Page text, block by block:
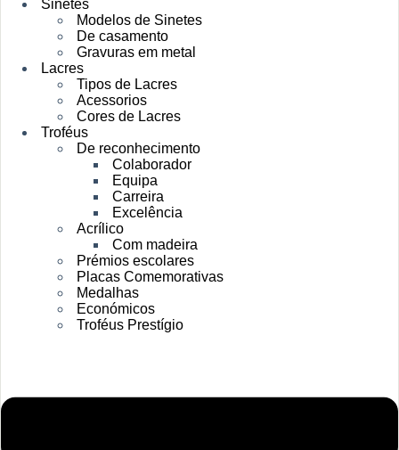
Sinetes
Modelos de Sinetes
De casamento
Gravuras em metal
Lacres
Tipos de Lacres
Acessorios
Cores de Lacres
Troféus
De reconhecimento
Colaborador
Equipa
Carreira
Excelência
Acrílico
Com madeira
Prémios escolares
Placas Comemorativas
Medalhas
Económicos
Troféus Prestígio